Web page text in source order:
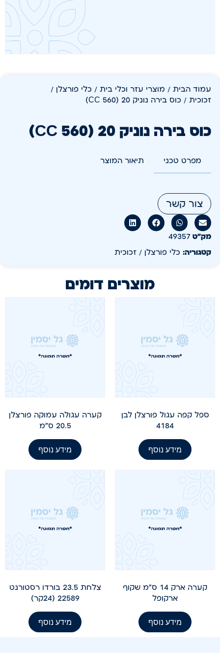
עמוד הבית / מוצרי עזר וכלי בית / כלי פורצלן /
זכוכית / כוס בירה נוניק 20 (560 CC)
כוס בירה נוניק 20 (560 CC)
מפרט טכני תיאור המוצר
צור קשר
מק״ט 49357
קטגוריה: כלי פורצלן / זכוכית
מוצרים דומים
ספל קפה עגול פורצלן לבן
4184
מידע נוסף
קערה עגולה עמוקה פורצלן
20.5 ס"מ
מידע נוסף
קערה ארק 14 ס"מ שקוף
ארקופל
מידע נוסף
צלחת 23.5 בורדו רסטורנט
22589 (24קר)
מידע נוסף